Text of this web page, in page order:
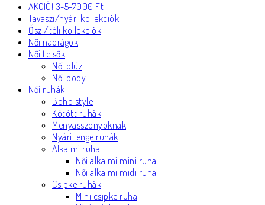
AKCIÓ! 3-5-7000 Ft
Tavaszi/nyári kollekciók
Őszi/téli kollekciók
Női nadrágok
Női felsők
Női blúz
Női body
Női ruhák
Boho style
Kötött ruhák
Menyasszonyoknak
Nyári lenge ruhák
Alkalmi ruha
Női alkalmi mini ruha
Női alkalmi midi ruha
Csipke ruhák
Mini csipke ruha